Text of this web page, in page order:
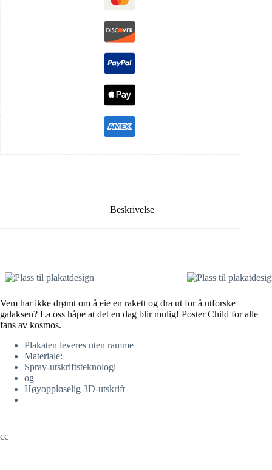
Beskrivelse
Vem har ikke drømt om å eie en rakett og dra ut for å utforske
galaksen? La oss håpe at det en dag blir mulig! Poster Child for alle
fans av kosmos.
Plakaten leveres uten ramme
Materiale:
Spray-utskriftsteknologi
og
Høyoppløselig 3D-utskrift
cc